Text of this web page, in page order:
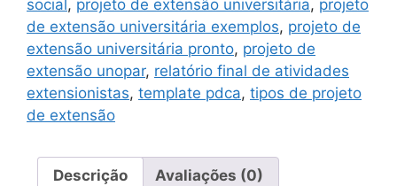
social, projeto de extensão universitária, projeto
de extensão universitária exemplos, projeto de
extensão universitária pronto, projeto de
extensão unopar, relatório final de atividades
extensionistas, template pdca, tipos de projeto
de extensão
Descrição Avaliações (0)